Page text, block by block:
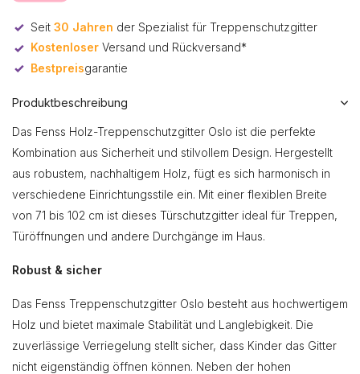
Seit 30 Jahren der Spezialist für Treppenschutzgitter
Kostenloser Versand und Rückversand*
Bestpreisgarantie
Produktbeschreibung
Das Fenss Holz-Treppenschutzgitter Oslo ist die perfekte
Kombination aus Sicherheit und stilvollem Design. Hergestellt
aus robustem, nachhaltigem Holz, fügt es sich harmonisch in
verschiedene Einrichtungsstile ein. Mit einer flexiblen Breite
von 71 bis 102 cm ist dieses Türschutzgitter ideal für Treppen,
Türöffnungen und andere Durchgänge im Haus.
Robust & sicher
Das Fenss Treppenschutzgitter Oslo besteht aus hochwertigem
Holz und bietet maximale Stabilität und Langlebigkeit. Die
zuverlässige Verriegelung stellt sicher, dass Kinder das Gitter
nicht eigenständig öffnen können. Neben der hohen